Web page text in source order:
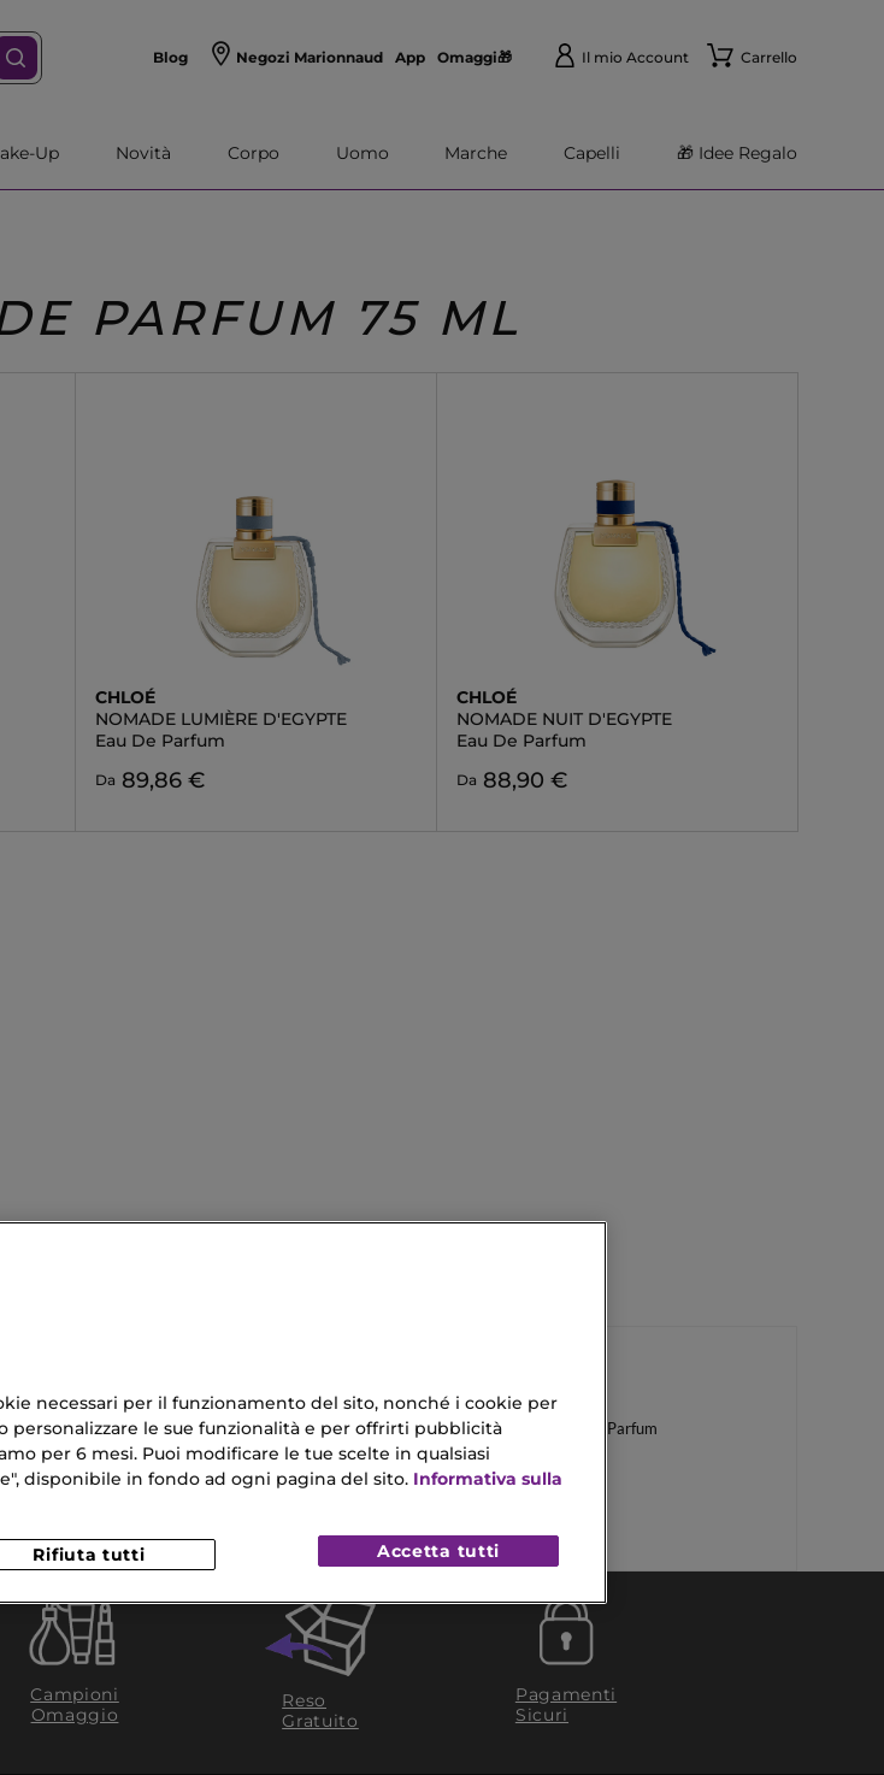
Blog Negozi Marionnaud App Omaggi🎁 Il mio Account Carrello
Up Novità Corpo Uomo Marche Capelli 🎁 Idee Regalo
PARFUM 75 ML
CHLOÉ
NOMADE LUMIÈRE D'EGYPTE
Eau De Parfum
Da 89,86 €
CHLOÉ
NOMADE NUIT D'EGYPTE
Eau De Parfum
Da 88,90 €
Acqua Di Gio Eau De Parfum Chanel Chance Eau De Parfum
Crema Notte Pelle Sensibile Pro Collagene
Campioni
Omaggio
Reso
Gratuito
Pagamenti
Sicuri
necessari per il funzionamento del sito, nonché i cookie per
personalizzare le sue funzionalità e per offrirti pubblicità
per 6 mesi. Puoi modificare le tue scelte in qualsiasi
disponibile in fondo ad ogni pagina del sito. Informativa sulla
Rifiuta tutti Accetta tutti